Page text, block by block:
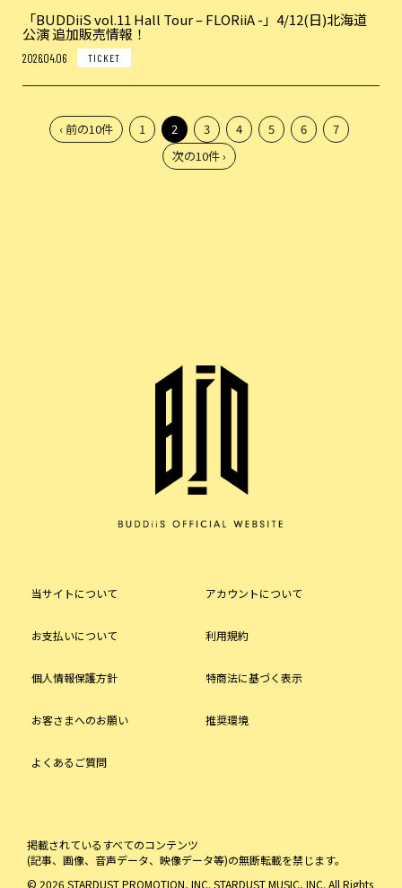
「BUDDiiS vol.11 Hall Tour – FLORiiA -」4/12(日)北海道
公演 追加販売情報！
2026.04.06 TICKET
‹ 前の10件 1 2 3 4 5 6
7
次の10件 ›
当サイトについて アカウントについて
お支払いについて 利用規約
個人情報保護方針 特商法に基づく表示
お客さまへのお願い 推奨環境
よくあるご質問
掲載されているすべてのコンテンツ
(記事、画像、音声データ、映像データ等)の無断転載を禁じます。
© 2026 STARDUST PROMOTION, INC. STARDUST MUSIC, INC. All Rights